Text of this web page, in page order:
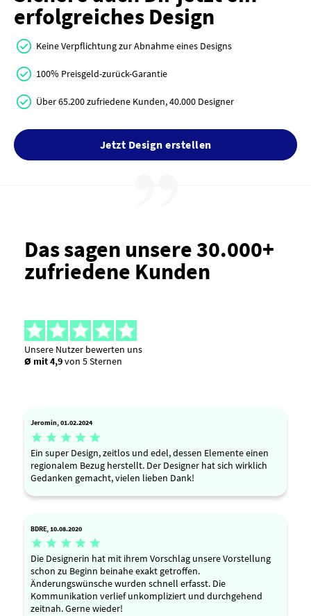
erfolgreiches Design
Keine Verpflichtung zur Abnahme eines Designs
100% Preisgeld-zurück-Garantie
Über 65.200 zufriedene Kunden, 40.000 Designer
Jetzt Design erstellen
Das sagen unsere 30.000+
zufriedene Kunden
Unsere Nutzer bewerten uns
Ø mit 4,9von 5 Sternen
Jeromin, 01.02.2024
    
Ein super Design, zeitlos und edel, dessen Elemente einen
regionalem Bezug herstellt. Der Designer hat sich wirklich
Gedanken gemacht, vielen lieben Dank!
BDRE, 10.08.2020
    
Die Designerin hat mit ihrem Vorschlag unsere Vorstellung
schon zu Beginn beinahe exakt getroffen.
Änderungswünsche wurden schnell erfasst. Die
Kommunikation verlief unkompliziert und durchgehend
zeitnah. Gerne wieder!